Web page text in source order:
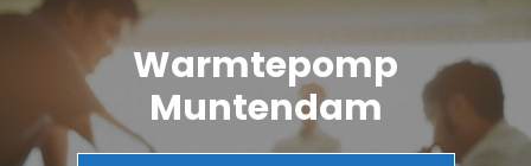
Warmtepomp
Muntendam